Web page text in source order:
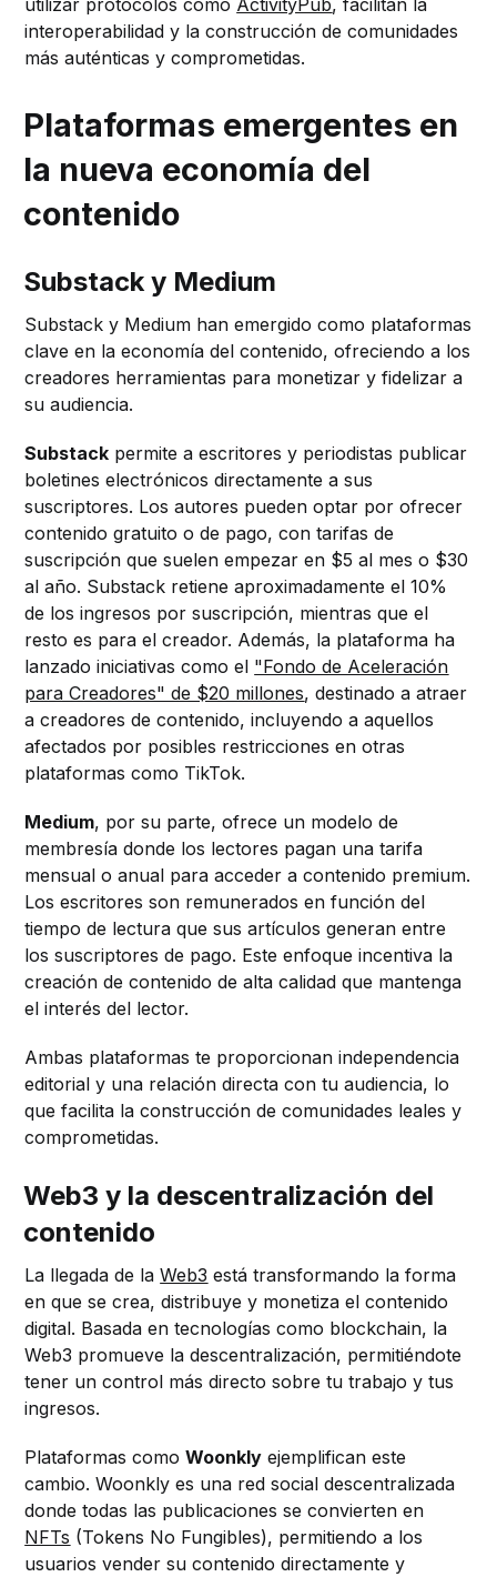
utilizar protocolos como ActivityPub, facilitan la
interoperabilidad y la construcción de comunidades
más auténticas y comprometidas.
Plataformas emergentes en
la nueva economía del
contenido
Substack y Medium
Substack y Medium han emergido como plataformas
clave en la economía del contenido, ofreciendo a los
creadores herramientas para monetizar y fidelizar a
su audiencia.
Substack permite a escritores y periodistas publicar
boletines electrónicos directamente a sus
suscriptores. Los autores pueden optar por ofrecer
contenido gratuito o de pago, con tarifas de
suscripción que suelen empezar en $5 al mes o $30
al año. Substack retiene aproximadamente el 10%
de los ingresos por suscripción, mientras que el
resto es para el creador. Además, la plataforma ha
lanzado iniciativas como el "Fondo de Aceleración
para Creadores" de $20 millones, destinado a atraer
a creadores de contenido, incluyendo a aquellos
afectados por posibles restricciones en otras
plataformas como TikTok.
Medium, por su parte, ofrece un modelo de
membresía donde los lectores pagan una tarifa
mensual o anual para acceder a contenido premium.
Los escritores son remunerados en función del
tiempo de lectura que sus artículos generan entre
los suscriptores de pago. Este enfoque incentiva la
creación de contenido de alta calidad que mantenga
el interés del lector.
Ambas plataformas te proporcionan independencia
editorial y una relación directa con tu audiencia, lo
que facilita la construcción de comunidades leales y
comprometidas.
Web3 y la descentralización del
contenido
La llegada de laWeb3 está transformando la forma
en que se crea, distribuye y monetiza el contenido
digital. Basada en tecnologías como blockchain, la
Web3 promueve la descentralización, permitiéndote
tener un control más directo sobre tu trabajo y tus
ingresos.
Plataformas comoWoonkly ejemplifican este
cambio. Woonkly es una red social descentralizada
donde todas las publicaciones se convierten en
NFTs (Tokens No Fungibles), permitiendo a los
usuarios vender su contenido directamente y